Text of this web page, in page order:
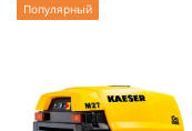
Популярный